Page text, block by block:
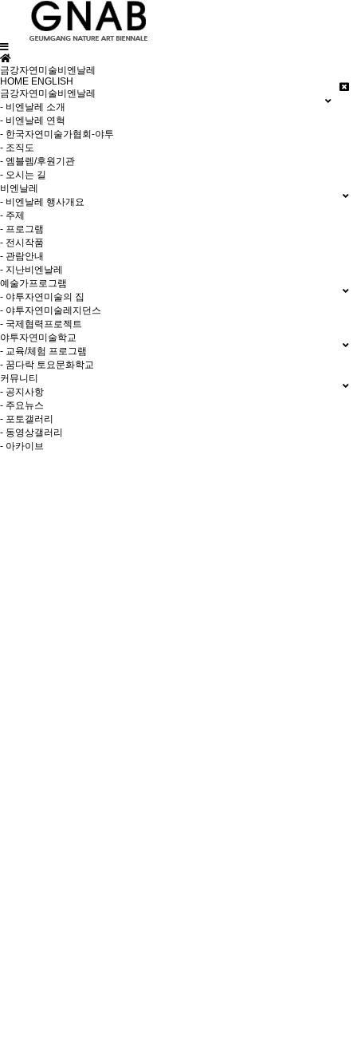
금강자연미술비엔날레
HOME ENGLISH
금강자연미술비엔날레
- 비엔날레 소개
- 비엔날레 연혁
- 한국자연미술가협회-야투
- 조직도
- 엠블렘/후원기관
- 오시는 길
비엔날레
- 비엔날레 행사개요
- 주제
- 프로그램
- 전시작품
- 관람안내
- 지난비엔날레
예술가프로그램
- 야투자연미술의 집
- 야투자연미술레지던스
- 국제협력프로젝트
야투자연미술학교
- 교육/체험 프로그램
- 꿈다락 토요문화학교
커뮤니티
- 공지사항
- 주요뉴스
- 포토갤러리
- 동영상갤러리
- 아카이브